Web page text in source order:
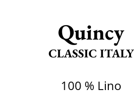
Quincy
CLASSIC ITALY
100 % Lino